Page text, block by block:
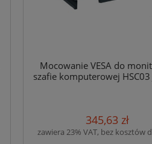
Skrzynka na listy i paczki - 23002 -
D
Mocowanie VESA do
szafie komputerowej HSC03
345,63 zł
zawiera 23% VAT, bez kosztów